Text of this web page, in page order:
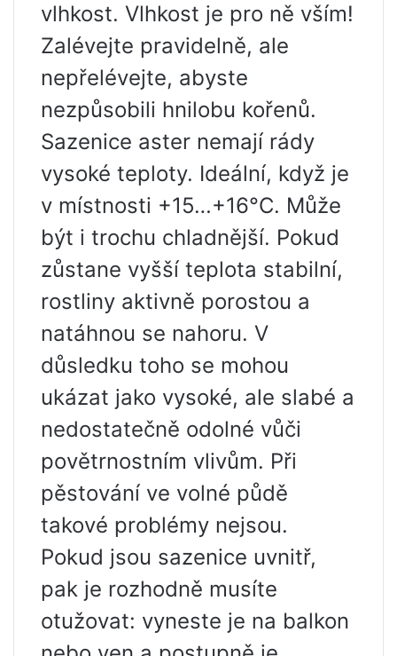
vlhkost. Vlhkost je pro ně vším!
Zalévejte pravidelně, ale
nepřelévejte, abyste
nezpůsobili hnilobu kořenů.
Sazenice aster nemají rády
vysoké teploty. Ideální, když je
v místnosti +15…+16°C. Může
být i trochu chladnější. Pokud
zůstane vyšší teplota stabilní,
rostliny aktivně porostou a
natáhnou se nahoru. V
důsledku toho se mohou
ukázat jako vysoké, ale slabé a
nedostatečně odolné vůči
povětrnostním vlivům. Při
pěstování ve volné půdě
takové problémy nejsou.
Pokud jsou sazenice uvnitř,
pak je rozhodně musíte
otužovat: vyneste je na balkon